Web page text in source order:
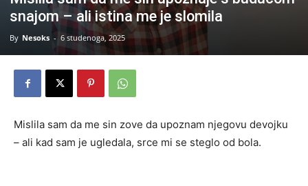
snajom – ali istina me je slomila
By Nesoks - 6 studenoga, 2025
Mislila sam da me sin zove da upoznam njegovu devojku
– ali kad sam je ugledala, srce mi se steglo od bola.